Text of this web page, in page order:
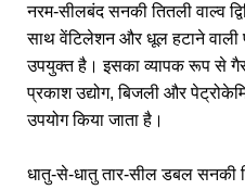
नरम-सीलबंद सनकी तितली वाल्व
साथ वेंटिलेशन और धूल हटाने वाली
उपयुक्त है। इसका व्यापक रूप से गैस
प्रकाश उद्योग, बिजली और
उपयोग किया जाता है।
धातु-से-धातु तार-सील डबल सनकी